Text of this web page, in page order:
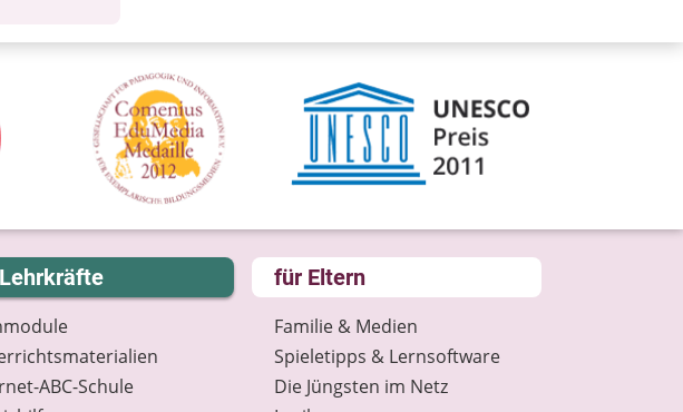
ABC-Schule
für Eltern
Familie & Medien
Spieletipps & Lernsoftware
Die Jüngsten im Netz